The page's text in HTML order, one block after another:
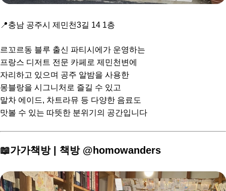
📍충남 공주시 제민천3길 14 1층
르꼬르동 블루 출신 파티시에가 운영하는
프랑스 디저트 전문 카페로 제민천변에
자리하고 있으며 공주 알밤을 사용한
몽블랑을 시그니처로 즐길 수 있고
말차 에이드, 차트라뮤 등 다양한 음료도
맛볼 수 있는 따뜻한 분위기의 공간입니다
📖가가책방 | 책방 @homowanders